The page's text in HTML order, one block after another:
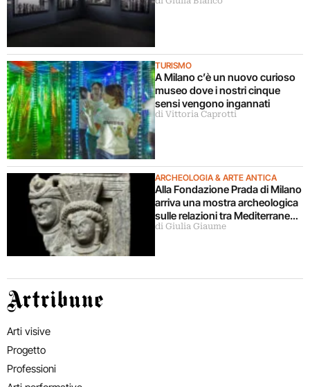
Milano
TURISMO
A Milano c’è un nuovo curioso
museo dove i nostri cinque
sensi vengono ingannati
di Vittoria Caprotti
ARCHEOLOGIA & ARTE ANTICA
Alla Fondazione Prada di Milano
arriva una mostra archeologica
sulle relazioni tra Mediterraneo
e Asia
di Giulia Giaume
Artribune
Arti visive
Progetto
Professioni